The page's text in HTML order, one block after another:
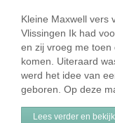
Kleine Maxwell vers
Vlissingen Ik had
en zij vroeg me toen
komen. Uiteraard
werd het idee van
geboren. Op deze
Lees verder en